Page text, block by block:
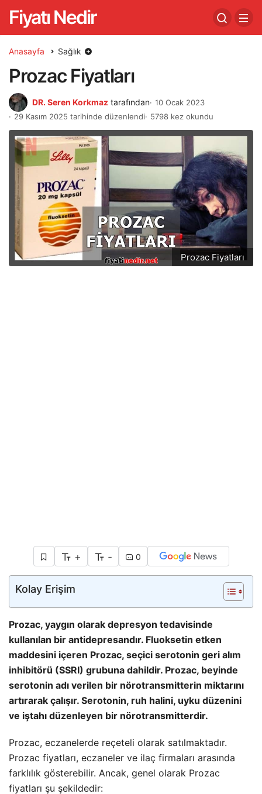
Fiyatı Nedir
Anasayfa Sağlık
Prozac Fiyatları
DR. Seren Korkmaz tarafından 10 Ocak 2023
29 Kasım 2025 tarihinde düzenlendi
5798 kez okundu
Prozac Fiyatları
+ - 0
Kolay Erişim
Prozac, yaygın olarak depresyon tedavisinde
kullanılan bir antidepresandır. Fluoksetin etken
maddesini içeren Prozac, seçici serotonin geri alım
inhibitörü (SSRI) grubuna dahildir. Prozac, beyinde
serotonin adı verilen bir nörotransmitterin miktarını
artırarak çalışır. Serotonin, ruh halini, uyku düzenini
ve iştahı düzenleyen bir nörotransmitterdir.
Prozac, eczanelerde reçeteli olarak satılmaktadır.
Prozac fiyatları, eczaneler ve ilaç firmaları arasında
farklılık gösterebilir. Ancak, genel olarak Prozac
fiyatları şu şekildedir: